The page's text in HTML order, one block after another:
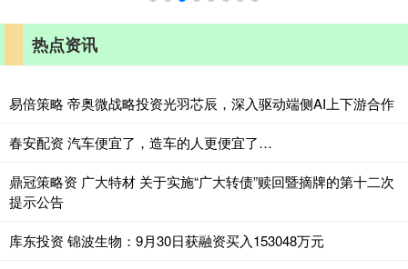
热点资讯
易倍策略 帝奥微战略投资光羽芯辰，深入驱动端侧AI上下游合作
春安配资 汽车便宜了，造车的人更便宜了…
鼎冠策略资 广大特材 关于实施“广大转债”赎回暨摘牌的第十二次
提示公告
库东投资 锦波生物：9月30日获融资买入153048万元